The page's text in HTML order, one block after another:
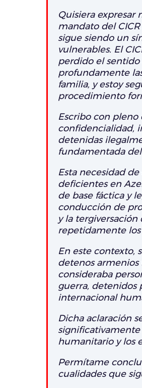
Quisiera expresar
mandato del
sigue siendo un
vulnerables. El
perdido el sentido
profundamente
familia, y estoy
procedimiento
Escribo con
confidencialidad,
detenidas
fundamentada
Esta necesidad
deficientes en
de base fáctica y
conducción de
y la
repetidamente los
En este contexto,
detenos armenios
consideraba
guerra, detenidos
internacional
Dicha aclaración
humanitario y los
Permítame
cualidades que